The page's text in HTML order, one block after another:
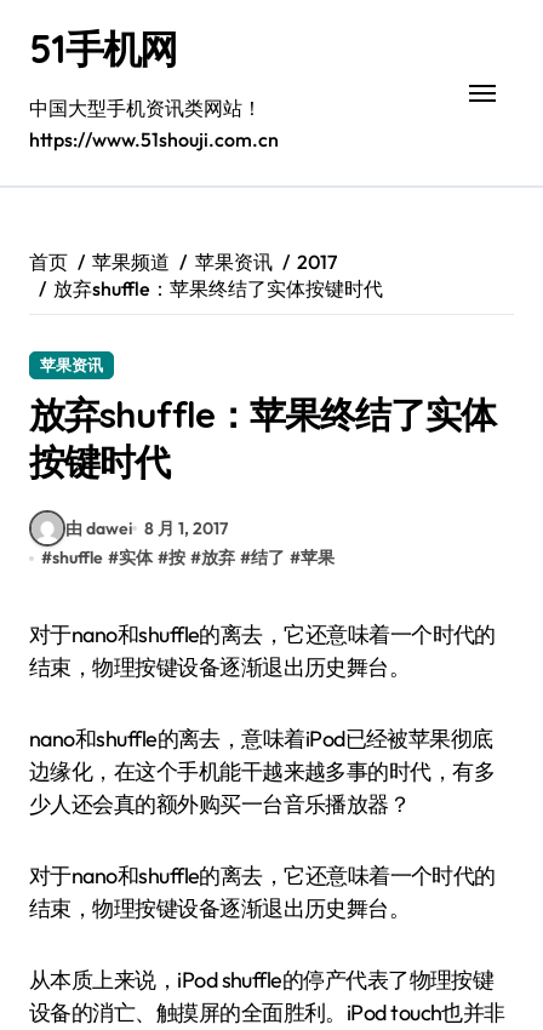
51手机网
中国大型手机资讯类网站！
https://www.51shouji.com.cn
首页 苹果频道 苹果资讯
2017
放弃shuffle：苹果终结了实体按键时代
苹果资讯
放弃shuffle：苹果终结了实体
按键时代
由 dawei 8 月 1, 2017
#shuffle #实体 #按 #放弃 #结了 #苹果
对于nano和shuffle的离去，它还意味着一个时代的
结束，物理按键设备逐渐退出历史舞台。
nano和shuffle的离去，意味着iPod已经被苹果彻底
边缘化，在这个手机能干越来越多事的时代，有多
少人还会真的额外购买一台音乐播放器？
对于nano和shuffle的离去，它还意味着一个时代的
结束，物理按键设备逐渐退出历史舞台。
从本质上来说，iPod shuffle的停产代表了物理按键
设备的消亡、触摸屏的全面胜利。iPod touch也并非